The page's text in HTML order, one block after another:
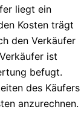
liegt ein
Kosten trägt
den Verkäufer
ist
befugt.
des Käufers
anzurechnen.